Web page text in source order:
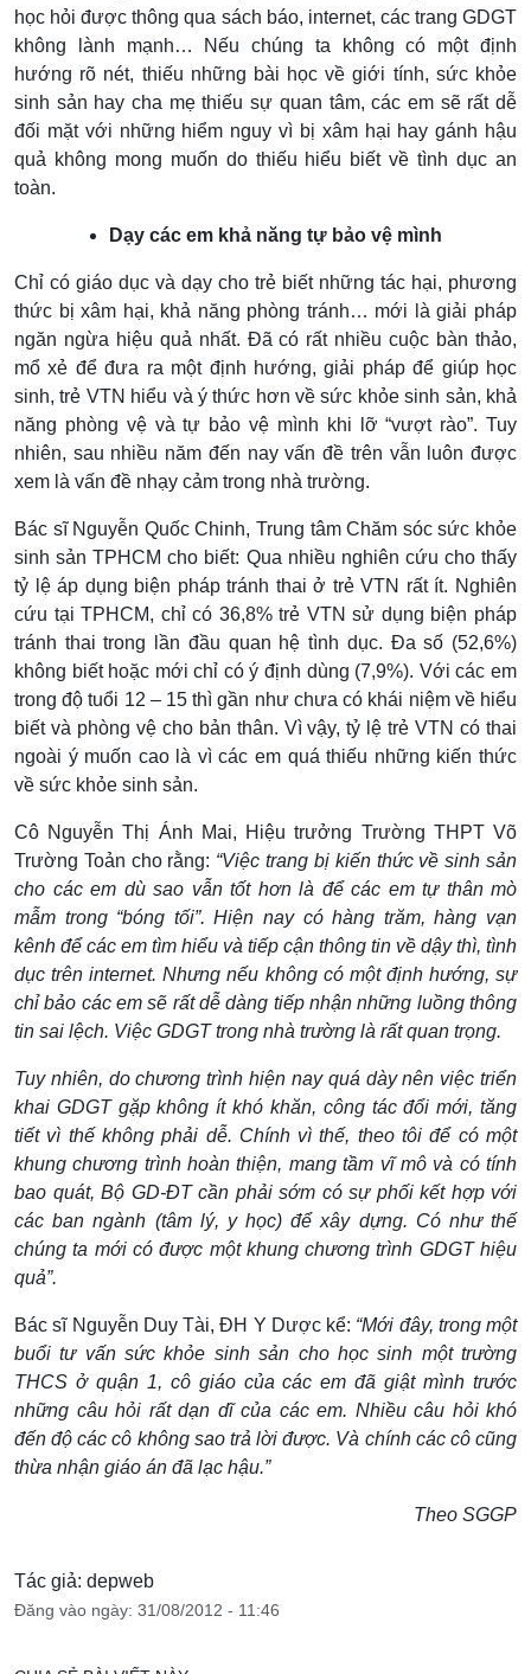
học hỏi được thông qua sách báo, internet, các trang GDGT
không lành mạnh… Nếu chúng ta không có một định
hướng rõ nét, thiếu những bài học về giới tính, sức khỏe
sinh sản hay cha mẹ thiếu sự quan tâm, các em sẽ rất dễ
đối mặt với những hiểm nguy vì bị xâm hại hay gánh hậu
quả không mong muốn do thiếu hiểu biết về tình dục an
toàn.
Dạy các em khả năng tự bảo vệ mình
Chỉ có giáo dục và dạy cho trẻ biết những tác hại, phương
thức bị xâm hại, khả năng phòng tránh… mới là giải pháp
ngăn ngừa hiệu quả nhất. Đã có rất nhiều cuộc bàn thảo,
mổ xẻ để đưa ra một định hướng, giải pháp để giúp học
sinh, trẻ VTN hiểu và ý thức hơn về sức khỏe sinh sản, khả
năng phòng vệ và tự bảo vệ mình khi lỡ “vượt rào”. Tuy
nhiên, sau nhiều năm đến nay vấn đề trên vẫn luôn được
xem là vấn đề nhạy cảm trong nhà trường.
Bác sĩ Nguyễn Quốc Chinh, Trung tâm Chăm sóc sức khỏe
sinh sản TPHCM cho biết: Qua nhiều nghiên cứu cho thấy
tỷ lệ áp dụng biện pháp tránh thai ở trẻ VTN rất ít. Nghiên
cứu tại TPHCM, chỉ có 36,8% trẻ VTN sử dụng biện pháp
tránh thai trong lần đầu quan hệ tình dục. Đa số (52,6%)
không biết hoặc mới chỉ có ý định dùng (7,9%). Với các em
trong độ tuổi 12 – 15 thì gần như chưa có khái niệm về hiểu
biết và phòng vệ cho bản thân. Vì vậy, tỷ lệ trẻ VTN có thai
ngoài ý muốn cao là vì các em quá thiếu những kiến thức
về sức khỏe sinh sản.
Cô Nguyễn Thị Ánh Mai, Hiệu trưởng Trường THPT Võ
Trường Toản cho rằng: “Việc trang bị kiến thức về sinh sản
cho các em dù sao vẫn tốt hơn là để các em tự thân mò
mẫm trong “bóng tối”. Hiện nay có hàng trăm, hàng vạn
kênh để các em tìm hiểu và tiếp cận thông tin về dậy thì, tình
dục trên internet. Nhưng nếu không có một định hướng, sự
chỉ bảo các em sẽ rất dễ dàng tiếp nhận những luồng thông
tin sai lệch. Việc GDGT trong nhà trường là rất quan trọng.
Tuy nhiên, do chương trình hiện nay quá dày nên việc triển
khai GDGT gặp không ít khó khăn, công tác đổi mới, tăng
tiết vì thế không phải dễ. Chính vì thế, theo tôi để có một
khung chương trình hoàn thiện, mang tầm vĩ mô và có tính
bao quát, Bộ GD-ĐT cần phải sớm có sự phối kết hợp với
các ban ngành (tâm lý, y học) để xây dựng. Có như thế
chúng ta mới có được một khung chương trình GDGT hiệu
quả”.
Bác sĩ Nguyễn Duy Tài, ĐH Y Dược kể: “Mới đây, trong một
buổi tư vấn sức khỏe sinh sản cho học sinh một trường
THCS ở quận 1, cô giáo của các em đã giật mình trước
những câu hỏi rất dạn dĩ của các em. Nhiều câu hỏi khó
đến độ các cô không sao trả lời được. Và chính các cô cũng
thừa nhận giáo án đã lạc hậu.”
Theo SGGP
Tác giả: depweb
Đăng vào ngày: 31/08/2012 - 11:46